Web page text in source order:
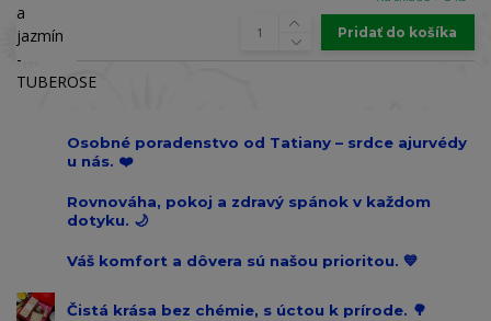
Pridať do košíka
Osobné poradenstvo od Tatiany – srdce ajurvédy
u nás. ❤️
Rovnováha, pokoj a zdravý spánok v každom
dotyku. 🌙
Váš komfort a dôvera sú našou prioritou. 💙
Čistá krása bez chémie, s úctou k prírode. 🌳